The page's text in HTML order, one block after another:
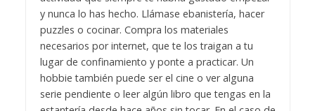
y nunca lo has hecho. Llámase ebanistería, hacer
puzzles o cocinar. Compra los materiales
necesarios por internet, que te los traigan a tu
lugar de confinamiento y ponte a practicar. Un
hobbie también puede ser el cine o ver alguna
serie pendiente o leer algún libro que tengas en la